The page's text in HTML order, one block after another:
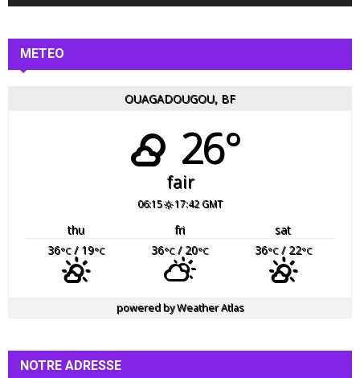
o
METEO
OUAGADOUGOU, BF
26°
fair
06:15 17:42 GMT
thu fri
sat
36°C/ 19°C 36°C/ 20°C 36°C/ 22°C
powered byWeather Atlas
NOTRE ADRESSE